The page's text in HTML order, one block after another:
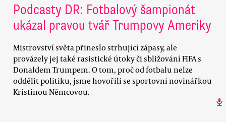
Podcasty DR: Fotbalový šampionát
ukázal pravou tvář Trumpovy Ameriky
Mistrovství světa přineslo strhující zápasy, ale
provázely jej také rasistické útoky či sbližování FIFA s
Donaldem Trumpem. O tom, proč od fotbalu nelze
oddělit politiku, jsme hovořili se sportovní novinářkou
Kristinou Němcovou.